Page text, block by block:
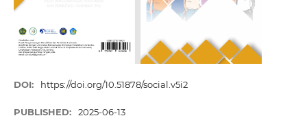
DOI: https://doi.org/10.51878/social.v5i2
PUBLISHED: 2025-06-13